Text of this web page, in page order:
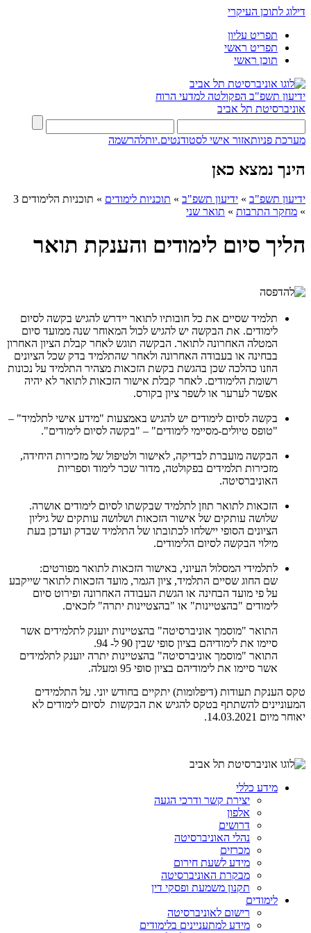
דילוג לתוכן העיקרי
תפריט עליון
תפריט ראשי
תוכן ראשי
ידיעון תשפ"ב הפקולטה למדעי הרוח
אוניברסיטת תל אביב
מערכת פניותאזור אישי לסטודנטים.יותלהרשמה
הינך נמצא כאן
ידיעון תשפ"ב » ידיעון תשפ"ב » תוכניות לימודים » תוכניות הלימודים 3
» מחקר התרבות » תואר שני
הליך סיום לימודים והענקת תואר
תלמיד שסיים את כל חובותיו לתואר יידרש להגיש בקשה לסיום
לימודים. את הבקשה יש להגיש לכול המאוחר שנה ממועד סיום
המטלה האחרונה לתואר. הבקשה תוגש לאחר קבלת הציון האחרון
בבחינה או בעבודה האחרונה ולאחר שהתלמיד בדק שכל הציונים
הוזנו כהלכה שכן בהגשת בקשת הזכאות מצהיר התלמיד על נכונות
רשומת הלימודים. לאחר קבלת אישור הזכאות לתואר לא יהיה
אפשר לערער או לשפר ציון בקורס.
בקשה לסיום לימודים יש להגיש באמצעות "מידע אישי לתלמיד" –
"טופס טיולים-מסיימי לימודים" – "בקשה לסיום לימודים".
הבקשה מועברת לבדיקה, לאישור ולטיפול של מזכירות היחידה,
מזכירות תלמידים בפקולטה, מדור שכר לימוד וספריות
האוניברסיטה.
הזכאות לתואר תוזן לתלמיד שבקשתו לסיום לימודים אושרה.
שלושה עותקים של אישור הזכאות ושלושה עותקים של גיליון
הציונים הסופי יישלחו לכתובתו של התלמיד שבדק ועדכן בעת
מילוי הבקשה לסיום הלימודים.
לתלמידי המסלול העיוני, באישור הזכאות לתואר מפורטים:
שם החוג שסיים התלמיד, ציון הגמר, מועד הזכאות לתואר שייקבע
על פי מועד הבחינה או הגשת העבודה האחרונה ופירוט סיום
לימודים "בהצטיינות" או "בהצטיינות יתרה" לזכאים.
התואר "מוסמך אוניברסיטה" בהצטיינות יוענק לתלמידים אשר
סיימו את לימודיהם בציון סופי שבין 90 ל- 94
.
התואר "מוסמך אוניברסיטה" בהצטיינות יתרה יוענק לתלמידים
אשר סיימו את לימודיהם בציון סופי 95 ומעלה.
טקס הענקת תעודות (דיפלומות) יתקיים בחודש יוני. על התלמידים
המעוניינים להשתתף בטקס להגיש את הבקשות לסיום לימודים לא
יאוחר מיום 14.03.2021
.
מידע כללי
יצירת קשר ודרכי הגעה
אלפון
דרושים
נהלי האוניברסיטה
מכרזים
מידע לשעת חירום
מבקרת האוניברסיטה
תקנון משמעת ופסקי דין
לימודים
רישום לאוניברסיטה
מידע למתעניינים בלימודים